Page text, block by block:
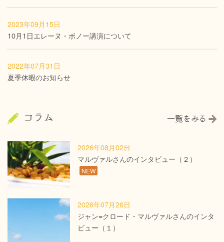
2023年09月15日
10月1日エレーヌ・ボノー講演について
2022年07月31日
夏季休暇のお知らせ
2026年08月02日
マルヴァルさんのインタビュー（２）
NEW
2026年07月26日
ジャン=クロード・マルヴァルさんのインタ
ビュー（１）